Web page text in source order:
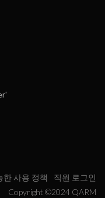
한 사용 정책
직원 로그인
Copyright ©2024 QARM